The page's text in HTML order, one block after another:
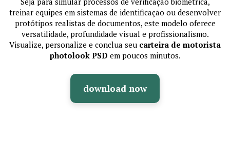
treinar equipes em sistemas de identificação ou desenvolver
protótipos realistas de documentos, este modelo oferece
versatilidade, profundidade visual e profissionalismo.
Visualize, personalize e conclua seu carteira de motorista
photolook PSD em poucos minutos.
download now